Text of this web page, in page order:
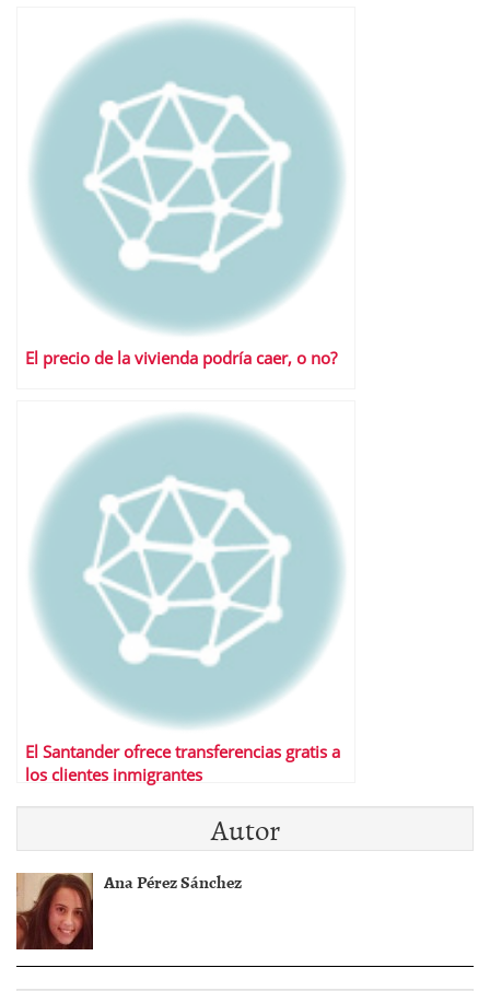
El precio de la vivienda podría caer, o no?
El Santander ofrece transferencias gratis a
los clientes inmigrantes
Autor
Ana Pérez Sánchez